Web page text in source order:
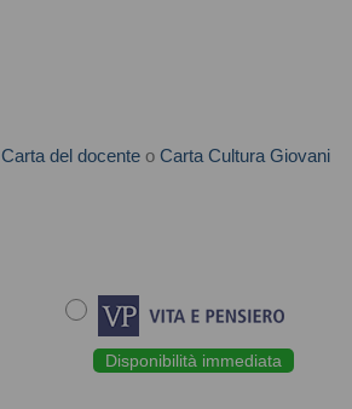
Carta del docente o Carta Cultura Giovani
Disponibilità immediata